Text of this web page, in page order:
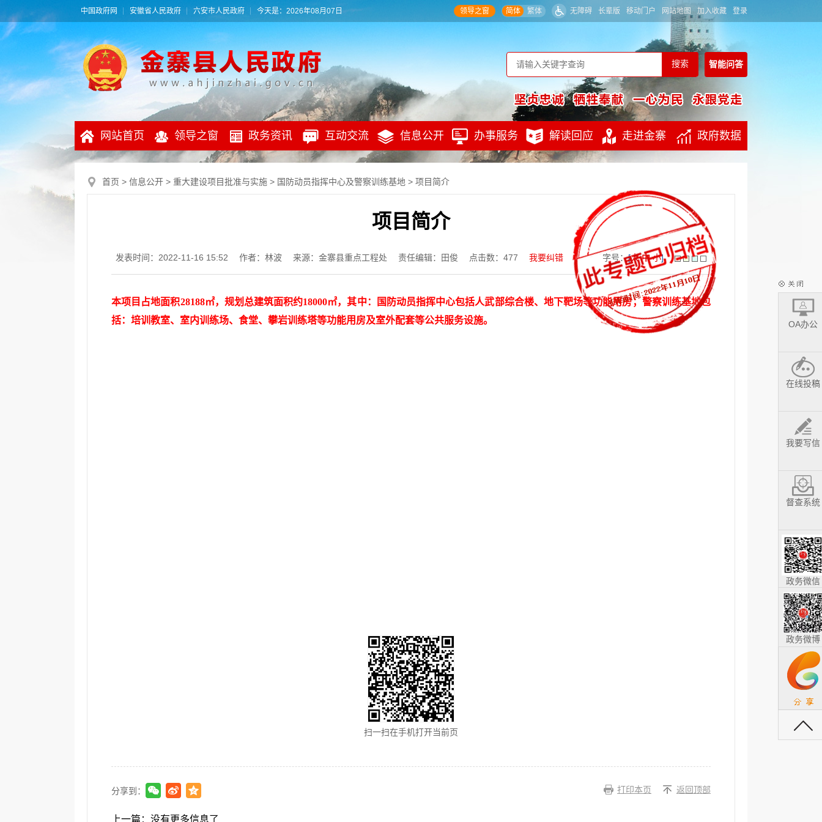
中国政府网 安徽省人民政府 六安市人民政府 今天是：2026年08月07日 领导之窗 简体 繁体 无障碍 长辈版 移动门户 网站地图 加入收藏 登录
智能问答
网站首页 领导之窗 政务资讯 互动交流 信息公开 办事服务 解读回应 走进金寨 政府数据
首页 > 信息公开 > 重大建设项目批准与实施 > 国防动员指挥中心及警察训练基地 > 项目简介
项目简介
发表时间：2022-11-16 15:52 作者：林波 来源：金寨县重点工程处 责任编辑：田俊 点击数： 477 我要纠错 字号：[大 中 小]
本项目占地面积28188㎡，规划总建筑面积约18000㎡，其中：国防动员指挥中心包括人武部综合楼、地下靶场等功能用房；警察训练基地包
括：培训教室、室内训练场、食堂、攀岩训练塔等功能用房及室外配套等公共服务设施。
扫一扫在手机打开当前页
分享到： 打印本页 返回顶部
上一篇： 没有更多信息了
OA办公
在线投稿
我要写信
督查系统
政务微信
政务微博